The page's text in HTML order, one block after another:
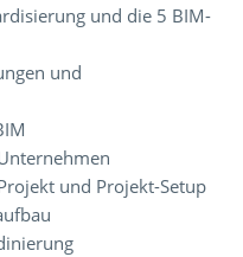
und die 5 BIM-
und
und Projekt-Setup